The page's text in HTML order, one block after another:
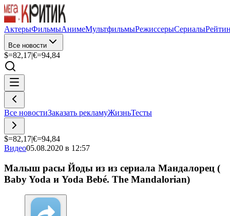
АктерыФильмыАнимеМультфильмыРежиссерыСериалы
Все новости
$=82,17|€=94,84
Все новостиЗаказать рекламуЖизньТесты
$=82,17|€=94,84
Видео05.08.2020 в 12:57
Малыш расы Йоды из из сериала Мандалорец (
Baby Yoda и Yoda Bebé. The Mandalorian)